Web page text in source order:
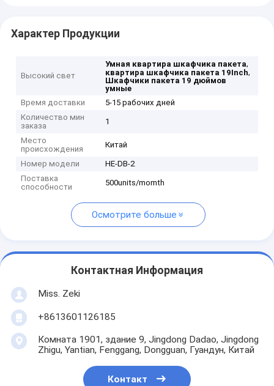
Характер Продукции
Высокий свет
Умная квартира шкафчика пакета,
квартира шкафчика пакета 19Inch,
Шкафчики пакета 19 дюймов
умные
Время доставки
5-15 рабочих дней
Количество мин
заказа
1
Место
происхождения
Китай
Номер модели
HE-DB-2
Поставка
способности
500units/momth
Осмотрите больше
Контактная Информация
Miss. Zeki
+8613601126185
Комната 1901, здание 9, Jingdong Dadao, Jingdong
Zhigu, Yantian, Fenggang, Dongguan, Гуандун, Китай
Контакт